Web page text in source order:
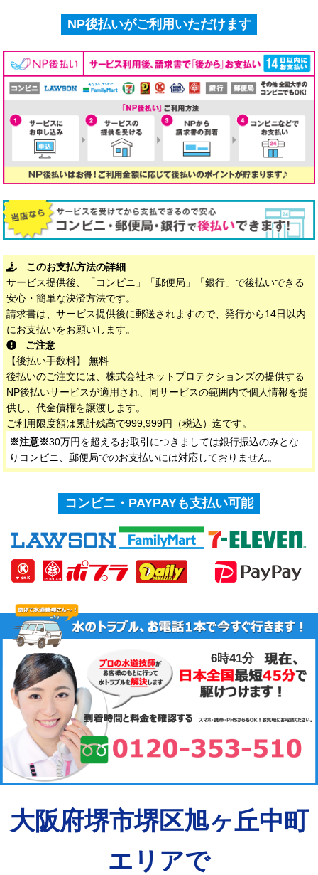
NP後払いがご利用いただけます
このお支払方法の詳細
サービス提供後、「コンビニ」「郵便局」「銀行」で後払いできる
安心・簡単な決済方法です。
請求書は、サービス提供後に郵送されますので、発行から14日以内
にお支払いをお願いします。
ご注意
【後払い手数料】 無料
後払いのご注文には、株式会社ネットプロテクションズの提供する
NP後払いサービスが適用され、同サービスの範囲内で個人情報を提
供し、代金債権を譲渡します。
ご利用限度額は累計残高で999,999円（税込）迄です。
※注意※30万円を超えるお取引につきましては銀行振込のみとな
りコンビニ、郵便局でのお支払いには対応しておりません。
コンビニ・PAYPAYも支払い可能
6時41分
大阪府堺市堺区旭ヶ丘中町
エリアで